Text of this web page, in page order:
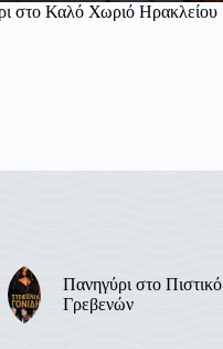
στο Καλό Χωριό Ηρακλείου
Πανηγύρι στο Πιστικό
Γρεβενών